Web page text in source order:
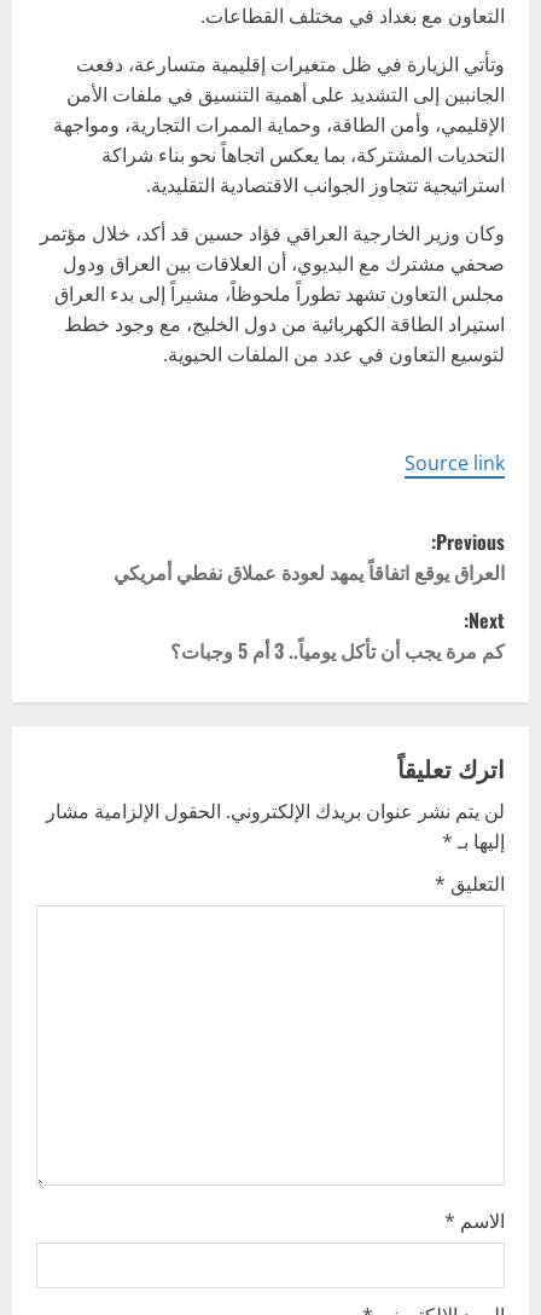
التعاون مع بغداد في مختلف القطاعات.
وتأتي الزيارة في ظل متغيرات إقليمية متسارعة، دفعت
الجانبين إلى التشديد على أهمية التنسيق في ملفات الأمن
الإقليمي، وأمن الطاقة، وحماية الممرات التجارية، ومواجهة
التحديات المشتركة، بما يعكس اتجاهاً نحو بناء شراكة
استراتيجية تتجاوز الجوانب الاقتصادية التقليدية.
وكان وزير الخارجية العراقي فؤاد حسين قد أكد، خلال مؤتمر
صحفي مشترك مع البديوي، أن العلاقات بين العراق ودول
مجلس التعاون تشهد تطوراً ملحوظاً، مشيراً إلى بدء العراق
استيراد الطاقة الكهربائية من دول الخليج، مع وجود خطط
لتوسيع التعاون في عدد من الملفات الحيوية.
Source link
P
o
s
a
v
i
n
Previous:
العراق يوقع اتفاقاً يمهد لعودة عملاق نفطي أمريكي
Next:
كم مرة يجب أن تأكل يومياً.. 3 أم 5 وجبات؟
اترك تعليقاً
لن يتم نشر عنوان بريدك الإلكتروني. الحقول الإلزامية مشار
إليها بـ*
التعليق *
الاسم *